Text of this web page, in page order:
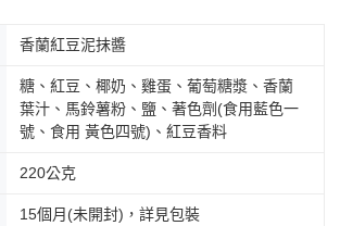
香蘭紅豆泥抹醬
糖、紅豆、椰奶、雞蛋、葡萄糖漿、香蘭
葉汁、馬鈴薯粉、鹽、著色劑(食用藍色一
號、食用 黃色四號)、紅豆香料
220公克
15個月(未開封)，詳見包裝